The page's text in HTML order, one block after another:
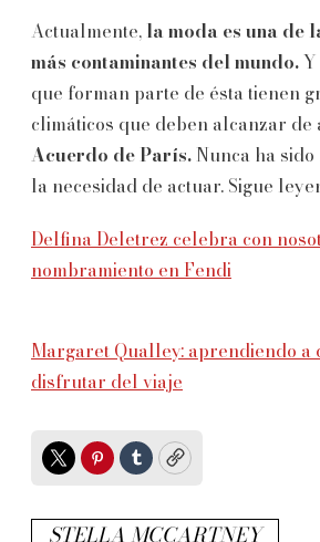
Actualmente, la moda es una de
más contaminantes del mundo.
que forman parte de ésta tienen
climáticos que deben alcanzar de
Acuerdo de París.Nunca ha
la necesidad de actuar. Sigue
Delfina Deletrez celebra con
nombramiento en Fendi
Margaret Qualley: aprendiendo a
disfrutar del viaje
TwitterPinterest
TumblrCopy
STELLA MCCARTNEY